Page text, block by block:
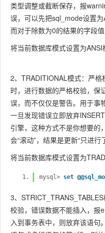
类型调整或截断保存，报
误，可以先把sql_mode设置为
而对于除数为0的结果的字段
将当前数据库模式设置为ANSI
2、TRADITIONAL模式：严
时，进行数据的严格校验，保
误，而不仅仅是警告。用于事
一旦发现错误立即放弃
引擎，这种方式不是你想要的
会“滚动”，结果是更新“只进行
将当前数据库模式设置为
mysql> set
3、
校验，错误数据不能插入，报
入到事务表中，则放弃该语句